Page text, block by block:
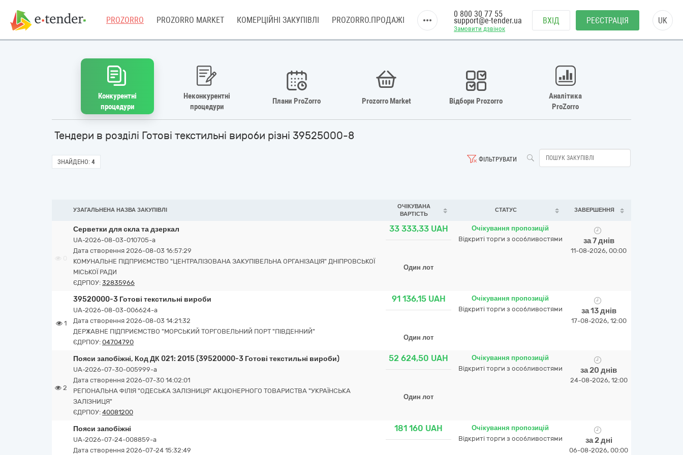
PROZORRO PROZORRO MARKET КОМЕРЦІЙНІ ЗАКУПІВЛІ PROZORRO.ПРОДАЖІ
Замовити дзвінок
0 800 30 77 55
support@e-tender.ua ВХІД РЕЄСТРАЦІЯ UK
Конкурентні
процедури
Неконкурентні
процедури
Плани ProZorro Prozorro Market Відбори Prozorro
Аналітика
ProZorro
Тендери в розділі Готові текстильні вироби різні 39525000-8
ФІЛЬТРУВАТИ
ЗНАЙДЕНО: 4
УЗАГАЛЬНЕНА НАЗВА ЗАКУПІВЛІ
ОЧІКУВАНА
ВАРТІСТЬ
СТАТУС ЗАВЕРШЕННЯ
Серветки для скла та дзеркал
UA-2026-08-03-010705-a
Дата створення 2026-08-03 16:57:29
КОМУНАЛЬНЕ ПІДПРИЄМСТВО "ЦЕНТРАЛІЗОВАНА ЗАКУПІВЕЛЬНА ОРГАНІЗАЦІЯ" ДНІПРОВСЬКОЇ
МІСЬКОЇ РАДИ
ЄДРПОУ: 32835966
33 333,33 UAH
Один лот
Очікування пропозицій
Відкриті торги з особливостями
за 7 днів
11-08-2026, 00:00
1
39520000-3 Готові текстильні вироби
UA-2026-08-03-006624-a
Дата створення 2026-08-03 14:21:32
ДЕРЖАВНЕ ПІДПРИЄМСТВО "МОРСЬКИЙ ТОРГОВЕЛЬНИЙ ПОРТ "ПІВДЕННИЙ"
ЄДРПОУ: 04704790
91 136,15 UAH
Один лот
Очікування пропозицій
Відкриті торги з особливостями
за 13 днів
17-08-2026, 12:00
2
Пояси запобіжні, Код ДК 021: 2015 (39520000-3 Готові текстильні вироби)
UA-2026-07-30-005999-a
Дата створення 2026-07-30 14:02:01
РЕГІОНАЛЬНА ФІЛІЯ "ОДЕСЬКА ЗАЛІЗНИЦЯ" АКЦІОНЕРНОГО ТОВАРИСТВА "УКРАЇНСЬКА
ЗАЛІЗНИЦЯ"
ЄДРПОУ: 40081200
52 624,50 UAH
Один лот
Очікування пропозицій
Відкриті торги з особливостями
за 20 днів
24-08-2026, 12:00
Пояси запобіжні
UA-2026-07-24-008859-a
Дата створення 2026-07-24 15:32:49
181 160 UAH
Очікування пропозицій
Відкриті торги з особливостями
за 2 дні
06-08-2026, 00:00